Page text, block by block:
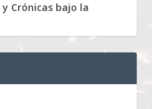
Crónicas bajo la